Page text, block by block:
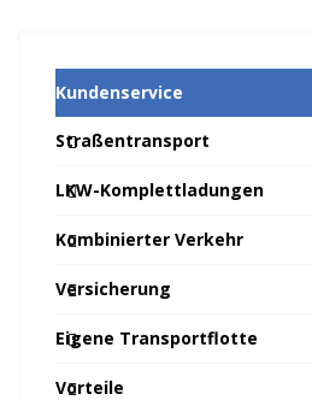
Kundenservice
Straßentransport
LKW-Komplettladungen
Kombinierter Verkehr
Versicherung
Eigene Transportflotte
Vorteile